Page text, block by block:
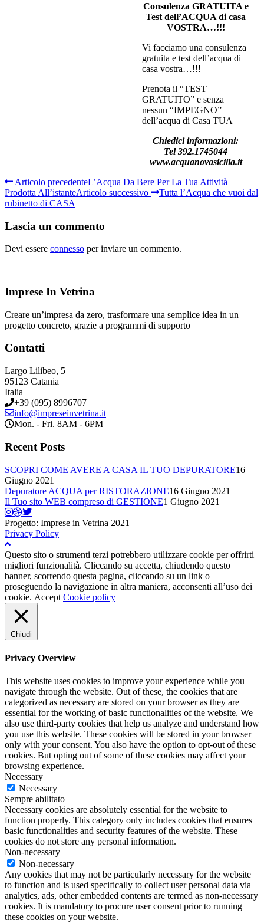
Consulenza GRATUITA e
Test dell’ACQUA di casa
VOSTRA…!!!
Vi facciamo una consulenza
gratuita e test dell’acqua di
casa vostra…!!!
Prenota il “TEST
GRATUITO” e senza
nessun “IMPEGNO”
dell’acqua di Casa TUA
Chiedici informazioni:
Tel 392.1745044
www.acquanovasicilia.it
Articolo precedenteL’Acqua Da Bere Per La Tua Attività
Prodotta All’istanteArticolo successivo
Tutta l’Acqua che vuoi dal
rubinetto di CASA
Lascia un commento
Devi essere connesso per inviare un commento.
Imprese In Vetrina
Creare un’impresa da zero, trasformare una semplice idea in un
progetto concreto, grazie a programmi di supporto
Contatti
Largo Lilibeo, 5
95123 Catania
Italia
+39 (095) 8996707
info@impreseinvetrina.it
Mon. - Fri. 8AM - 6PM
Recent Posts
SCOPRI COME AVERE A CASA IL TUO DEPURATORE16
Giugno 2021
Depuratore ACQUA per RISTORAZIONE16 Giugno 2021
Il Tuo sito WEB compreso di GESTIONE1 Giugno 2021
Progetto: Imprese in Vetrina 2021
Privacy Policy
Questo sito o strumenti terzi potrebbero utilizzare cookie per offrirti
migliori funzionalità. Cliccando su accetta, chiudendo questo
banner, scorrendo questa pagina, cliccando su un link o
proseguendo la navigazione in altra maniera, acconsenti all’uso dei
cookie. Accept Cookie policy
Chiudi
Privacy Overview
This website uses cookies to improve your experience while you
navigate through the website. Out of these, the cookies that are
categorized as necessary are stored on your browser as they are
essential for the working of basic functionalities of the website. We
also use third-party cookies that help us analyze and understand how
you use this website. These cookies will be stored in your browser
only with your consent. You also have the option to opt-out of these
cookies. But opting out of some of these cookies may affect your
browsing experience.
Necessary
Necessary
Sempre abilitato
Necessary cookies are absolutely essential for the website to
function properly. This category only includes cookies that ensures
basic functionalities and security features of the website. These
cookies do not store any personal information.
Non-necessary
Non-necessary
Any cookies that may not be particularly necessary for the website
to function and is used specifically to collect user personal data via
analytics, ads, other embedded contents are termed as non-necessary
cookies. It is mandatory to procure user consent prior to running
these cookies on your website.